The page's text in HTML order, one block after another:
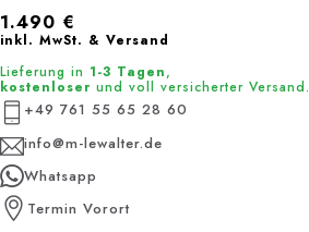
1.490 €
inkl. MwSt. & Versand
Lieferung in 1-3 Tagen,
kostenloser und voll versicherter Versand.
+49 761 55 65 28 60
info@m-lewalter.de
Whatsapp
Termin Vorort